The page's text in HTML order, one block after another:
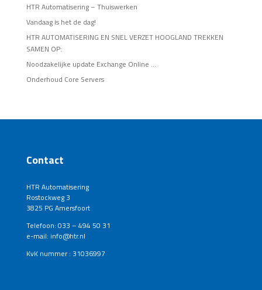
HTR Automatisering – Thuiswerken
Vandaag is het de dag!
HTR AUTOMATISERING EN SNEL VERZET HOOGLAND TREKKEN
SAMEN OP:
Noodzakelijke update Exchange Online …
Onderhoud Core Servers
Contact
HTR Automatisering
Rostockweg 3
3825 PG Amersfoort
Telefoon: 033 – 494 50 31
e-mail: info@htr.nl
KvK nummer : 31036997